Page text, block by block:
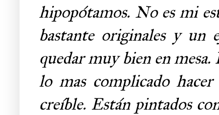
hipopótamos. No es mi
bastante originales y un
quedar muy bien en
lo mas complicado
creíble. Están pintados